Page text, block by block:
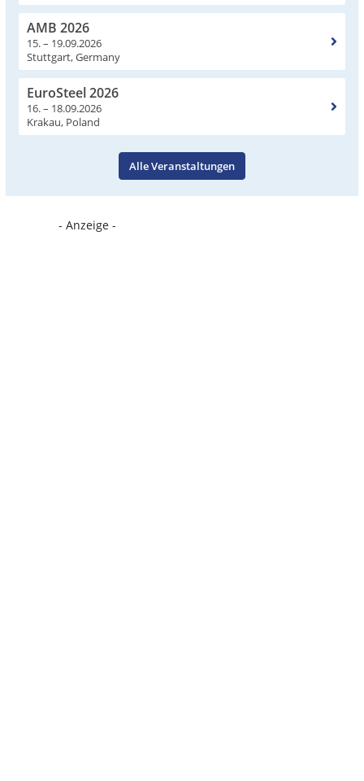
AMB 2026
15. – 19.09.2026
Stuttgart, Germany
EuroSteel 2026
16. – 18.09.2026
Krakau, Poland
Alle Veranstaltungen
- Anzeige -